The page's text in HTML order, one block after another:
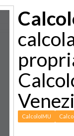
CalcoloIMU